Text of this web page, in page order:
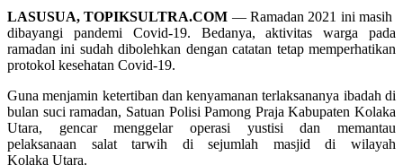
LASUSUA, TOPIKSULTRA.COM — Ramadan 2021 ini masih
dibayangi pandemi Covid-19. Bedanya, aktivitas warga pada
ramadan ini sudah dibolehkan dengan catatan tetap memperhatikan
protokol kesehatan Covid-19.
Guna menjamin ketertiban dan kenyamanan terlaksananya ibadah di
bulan suci ramadan, Satuan Polisi Pamong Praja Kabupaten Kolaka
Utara, gencar menggelar operasi yustisi dan memantau
pelaksanaan salat tarwih di sejumlah masjid di wilayah
Kolaka Utara.